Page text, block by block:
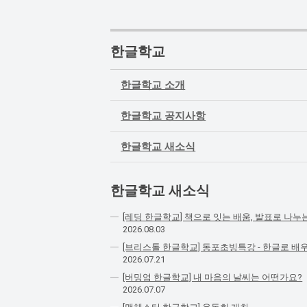
한글학교
한글학교 소개
한글학교 공지사항
한글학교 새소식
한글학교 새소식
[레딩 한글학교] 책으로 잇는 배움, 발표로 나누
2026.08.03
[브리스톨 한글학교] 동포초빙특강 - 한글로 배
2026.07.21
[버밍엄 한글학교] 내 마음의 날씨는 어떤가요?
2026.07.07